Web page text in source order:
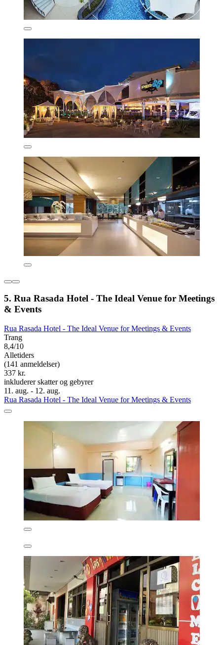
5. Rua Rasada Hotel - The Ideal Venue for Meetings
& Events
Rua Rasada Hotel - The Ideal Venue for Meetings & Events
Trang
8,4/10
Alletiders
(141 anmeldelser)
337 kr.
inkluderer skatter og gebyrer
11. aug. - 12. aug.
Rua Rasada Hotel - The Ideal Venue for Meetings & Events